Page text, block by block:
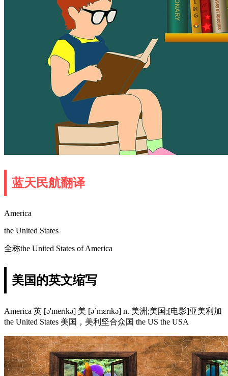
蓝天民航翻译
America
the United States
全称the United States of America
美国的英文缩写
America 英 [ə'merɪkə] 美 [əˈmɛrɪkə] n. 美洲;美国;[电影]亚美利加
the United States 美国，美利坚合众国 the US the USA